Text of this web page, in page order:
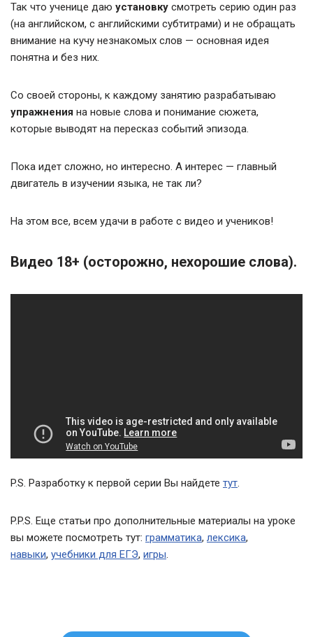
Так что ученице даю установку смотреть серию один раз
(на английском, с английскими субтитрами) и не обращать
внимание на кучу незнакомых слов — основная идея
понятна и без них.
Со своей стороны, к каждому занятию разрабатываю
упражнения на новые слова и понимание сюжета,
которые выводят на пересказ событий эпизода.
Пока идет сложно, но интересно. А интерес — главный
двигатель в изучении языка, не так ли?
На этом все, всем удачи в работе с видео и учеников!
Видео 18+ (осторожно, нехорошие слова).
P.S. Разработку к первой серии Вы найдете тут.
P.P.S. Еще статьи про дополнительные материалы на уроке
вы можете посмотреть тут: грамматика, лексика,
навыки, учебники для ЕГЭ, игры.